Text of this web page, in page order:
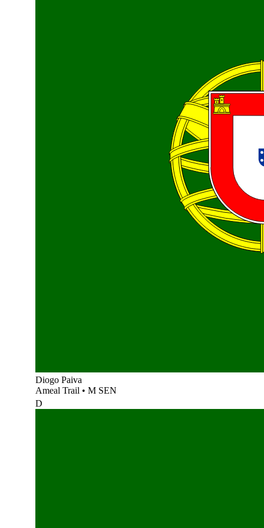
Diogo Paiva
Ameal Trail • M SEN
D